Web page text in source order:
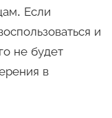
Если
и
не будет
в